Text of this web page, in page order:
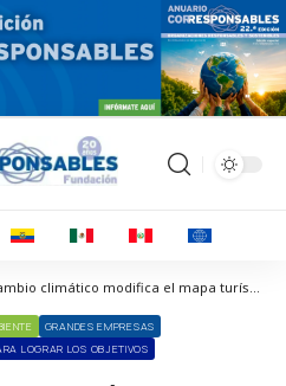
Corresponsables > Noticias > El cambio climático modifica el mapa turístico de Europa: las ‘coolcations’ ganan terreno frente a un sur asediado por olas de calor
GRANDES EMPRESAS
LOGRAR LOS OBJETIVOS